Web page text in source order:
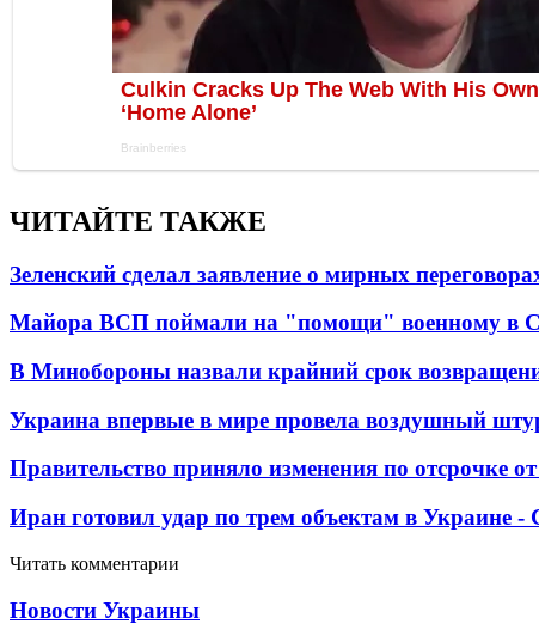
ЧИТАЙТЕ ТАКЖЕ
Зеленский сделал заявление о мирных
Майора ВСП поймали на "помощи" военному в
В Минобороны назвали крайний срок
Украина впервые в мире провела воздушный
Правительство приняло изменения по отсрочке
Иран готовил удар по трем объектам в Украине
Читать комментарии
Новости Украины